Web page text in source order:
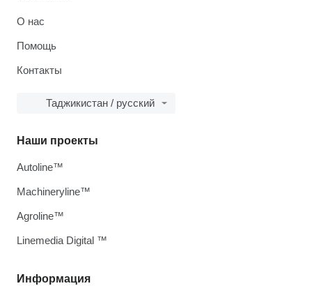
О нас
Помощь
Контакты
Таджикистан / русский
Информация
Наши проекты
Autoline™
Machineryline™
Agroline™
Linemedia Digital ™